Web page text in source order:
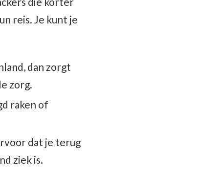
reis. Je kunt je
dan zorgt
zorg.
raken of
dat je terug
ziek is.